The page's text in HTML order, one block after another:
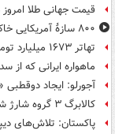
قیمت جهانی طلا امروز ۱۵ مرداد
۸۰۰ سازۀ آمریکایی خاکستر شد
تهاتر ۱۶۷۳ میلیارد تومان از اموال شرکت‌های تراستی
ماهواره ایرانی که از
آجورلو: ایجاد
کالابرگ ۳ گروه شارژ شد
پاکستان: تلاش‌های